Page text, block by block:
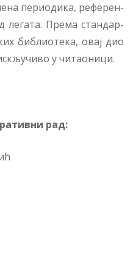
пе­ри­о­ди­ка, ре­фе­рен­
ле­га­та. Пре­ма стан­дар­
би­бли­о­те­ка, овај дио
у чи­та­о­ни­ци.
рад: